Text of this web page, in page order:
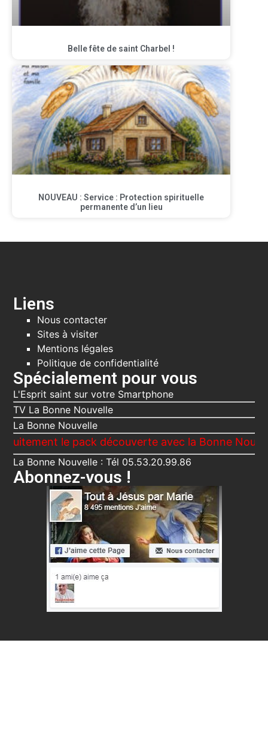
Belle fête de saint Charbel !
NOUVEAU : Service : Protection spirituelle
permanente d’un lieu
Liens
Nous contacter
Sites à visiter
Mentions légales
Politique de confidentialité
Spécialement pour vous
L'Esprit saint sur votre Smartphone
TV La Bonne Nouvelle
La Bonne Nouvelle
le pack découverte avec la Bonne Nouvelle, Le
La Bonne Nouvelle : Tél 05.53.20.99.86
Abonnez-vous !